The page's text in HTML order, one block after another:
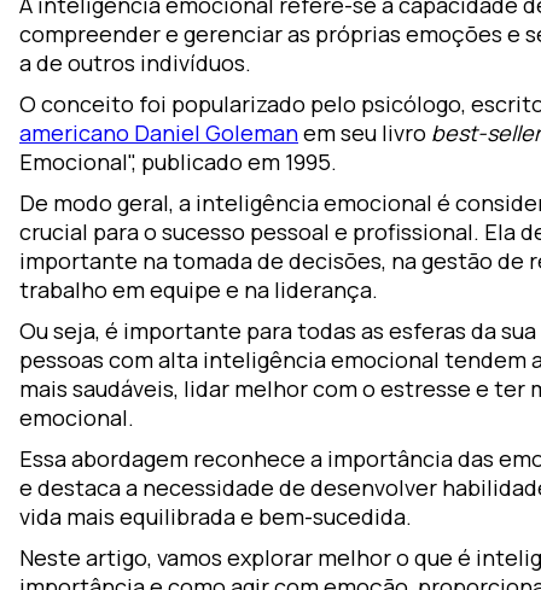
—
compreender e gerenciar as próprias emoções e
a de outros indivíduos.
O conceito foi popularizado pelo psicólogo,
americano Daniel Golemanem seu livro best-seller
Emocional", publicado em 1995.
De modo geral, a inteligência emocional é
crucial para o sucesso pessoal e profissional. Ela
importante na tomada de decisões, na gestão de
trabalho em equipe e na liderança.
Ou seja, é importante para todas as esferas da
pessoas com alta inteligência emocional tendem
mais saudáveis, lidar melhor com o estresse e ter
emocional.
Essa abordagem reconhece a importância das
e destaca a necessidade de desenvolver
vida mais equilibrada e bem-sucedida.
Neste artigo, vamos explorar melhor o que é